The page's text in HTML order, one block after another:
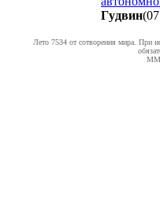
Гyдвин
Лето 7534 от сотворения мира. При